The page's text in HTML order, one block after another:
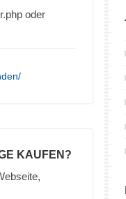
oder
KAUFEN?